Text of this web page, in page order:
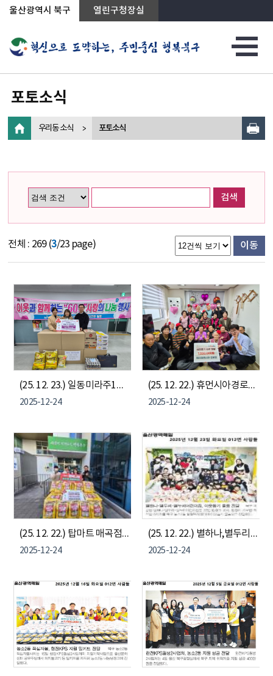
상단메뉴로 바로가기
전체메뉴로 바로가기
왼쪽메뉴로 바로가기
본문으로 바로가기
울산광역시 북구 열린구청장실
포토소식
우리동 소식 포토소식
검색
전체 : 269 (3/23 page) 이동
(25. 12. 23.) 일동미라주1단지, 이웃돕기 물품 및 성금 100만원 전달
2025-12-24
(25. 12. 22.) 휴먼시아경로당, 이웃돕기 후원금 100만원 전달
2025-12-24
(25. 12. 22.) 탑마트 매곡점, 나눔냉장고에 쌀10kg 50포 전달
2025-12-24
(25. 12. 22.) 별하나,별두리,별누리 어린이집, 나눔냉장고에 햇반 전달
2025-12-24